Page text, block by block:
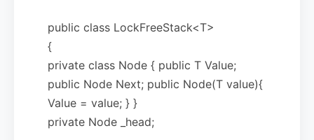
public class LockFreeStack<T>
{
private class Node { public T Value;
public Node Next; public Node(T value){
Value = value; } }
private Node _head;